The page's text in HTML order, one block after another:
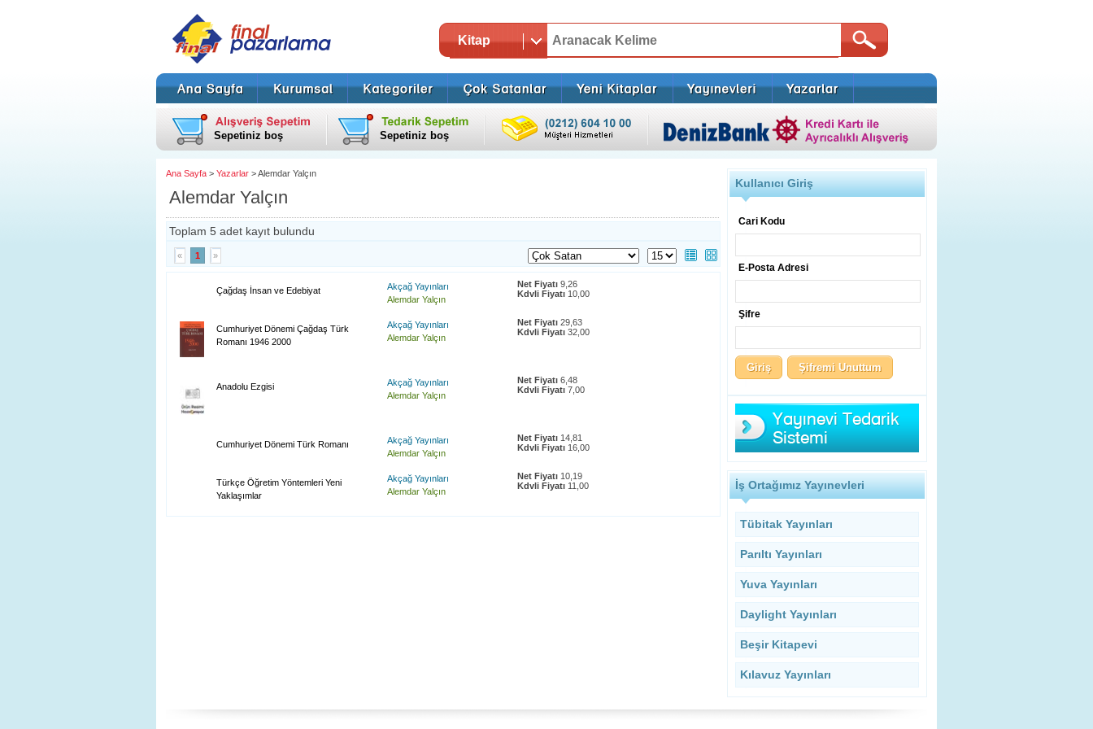
Kitap
Sepetiniz boş Sepetiniz boş
Ana Sayfa > Yazarlar > Alemdar Yalçın
Alemdar Yalçın
Toplam 5 adet kayıt bulundu
« 1 »
Çağdaş İnsan ve Edebiyat
Akçağ Yayınları
Alemdar Yalçın
Net Fiyatı 9,26
Kdvli Fiyatı 10,00
Cumhuriyet Dönemi Çağdaş Türk
Romanı 1946 2000
Akçağ Yayınları
Alemdar Yalçın
Net Fiyatı 29,63
Kdvli Fiyatı 32,00
Anadolu Ezgisi
Akçağ Yayınları
Alemdar Yalçın
Net Fiyatı 6,48
Kdvli Fiyatı 7,00
Cumhuriyet Dönemi Türk Romanı
Akçağ Yayınları
Alemdar Yalçın
Net Fiyatı 14,81
Kdvli Fiyatı 16,00
Türkçe Öğretim Yöntemleri Yeni
Yaklaşımlar
Akçağ Yayınları
Alemdar Yalçın
Net Fiyatı 10,19
Kdvli Fiyatı 11,00
Kullanıcı Giriş
Cari Kodu
E-Posta Adresi
Şifre
Şifremi Unuttum
İş Ortağımız Yayınevleri
Tübitak Yayınları
Parıltı Yayınları
Yuva Yayınları
Daylight Yayınları
Beşir Kitapevi
Kılavuz Yayınları